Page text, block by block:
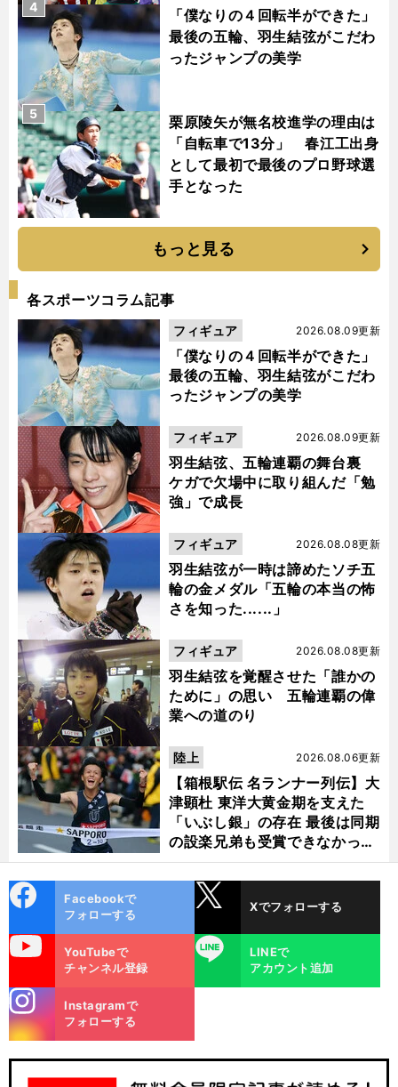
「僕なりの４回転半ができた」
最後の五輪、羽生結弦がこだわ
ったジャンプの美学
4
栗原陵矢が無名校進学の理由は
「自転車で13分」 春江工出身
として最初で最後のプロ野球選
手となった
5
もっと見る
各スポーツコラム記事
「僕なりの４回転半ができた」
最後の五輪、羽生結弦がこだわ
ったジャンプの美学
2026.08.09更新
フィギュア
羽生結弦、五輪連覇の舞台裏
ケガで欠場中に取り組んだ「勉
強」で成長
2026.08.09更新
フィギュア
羽生結弦が一時は諦めたソチ五
輪の金メダル「五輪の本当の怖
さを知った......」
2026.08.08更新
フィギュア
羽生結弦を覚醒させた「誰かの
ために」の思い 五輪連覇の偉
業への道のり
2026.08.08更新
フィギュア
【箱根駅伝 名ランナー列伝】大
津顕杜 東洋大黄金期を支えた
「いぶし銀」の存在 最後は同期
の設楽兄弟も受賞できなかった
金栗杯に輝く
2026.08.06更新
陸上
ok
Facebookで
フォローする
Xでフォローする
YouTubeで
チャンネル登録
LINE
LINEで
アカウント追加
m
Instagramで
フォローする